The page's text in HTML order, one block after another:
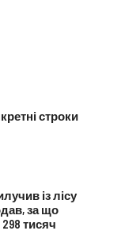
строки
із лісу
за що
тисяч